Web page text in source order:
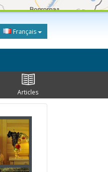
Français
Articles